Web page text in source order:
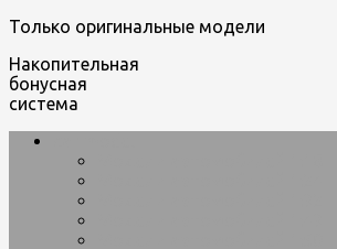
Только оригинальные модели
Накопительная
бонусная
система